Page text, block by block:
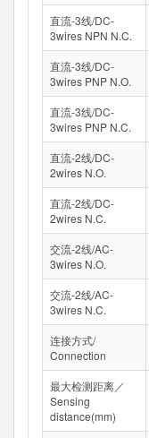
直流-3线/DC-
3wires NPN N.C.
直流-3线/DC-
3wires PNP N.O.
直流-3线/DC-
3wires PNP N.C.
直流-2线/DC-
2wires N.O.
直流-2线/DC-
2wires N.C.
交流-2线/AC-
3wires N.O.
交流-2线/AC-
3wires N.C.
连接方式/
Connection
最大检测距离／
Sensing
distance(mm)